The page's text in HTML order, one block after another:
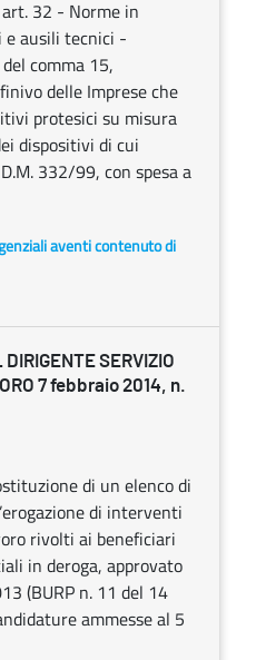
32 - Norme in
e ausili tecnici -
comma 15,
delle Imprese che
protesici su misura
dispositivi di cui
332/99, con spesa a
aventi contenuto di
SERVIZIO
7 febbraio 2014, n.
di un elenco di
di interventi
rivolti ai beneficiari
in deroga, approvato
(BURP n. 11 del 14
ammesse al 5